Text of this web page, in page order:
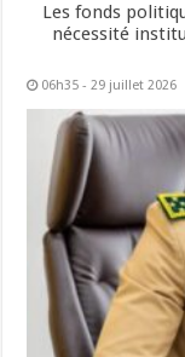
Les fonds
nécessité
06h35 - 29 juillet 2026